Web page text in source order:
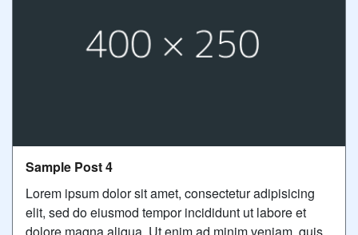
Sample Post 4
Lorem ipsum dolor sit amet, consectetur adipisicing
elit, sed do eiusmod tempor incididunt ut labore et